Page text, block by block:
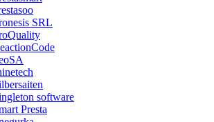
SRL
software
Presta